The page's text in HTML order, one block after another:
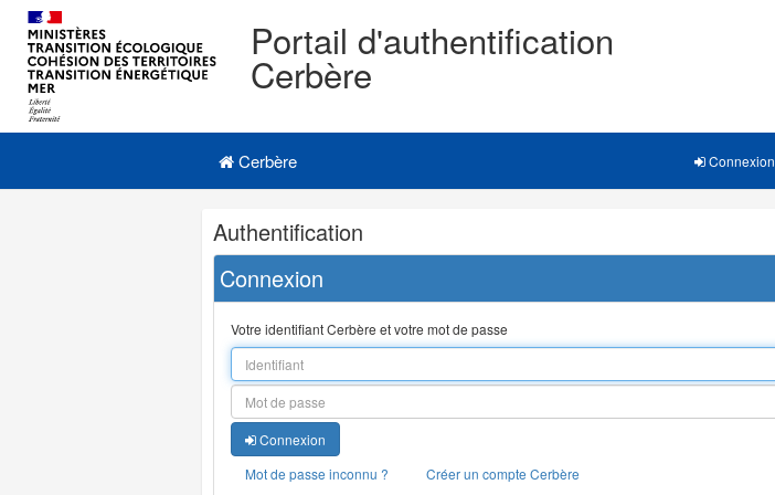
Portail d'authentification
Cerbère
Navigation
Menu principal
Cerbère Connexion
Navigation
et
outils
annexes
Authentification
Connexion
Votre identifiant Cerbère et votre mot de passe
Connexion
Mot de passe inconnu ?
Créer un compte Cerbère